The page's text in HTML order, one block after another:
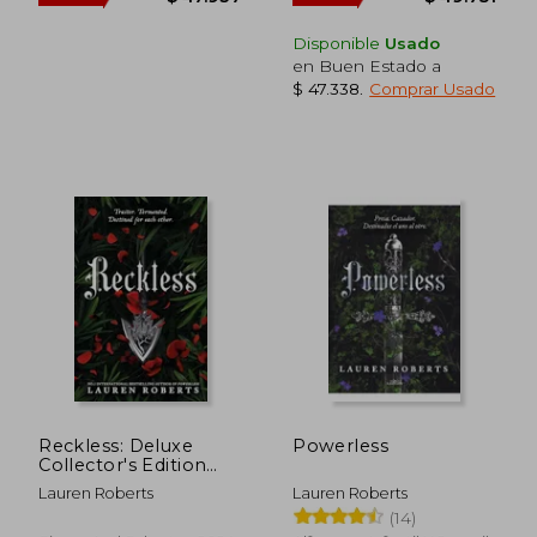
dcto. dcto.
Disponible Usado
en Buen Estado a
$ 47.338
Comprar Usado
Reckless: Deluxe
Collector's Edition
Hardback (en Inglés)
Lauren Roberts
Powerless
Lauren Roberts
(14)